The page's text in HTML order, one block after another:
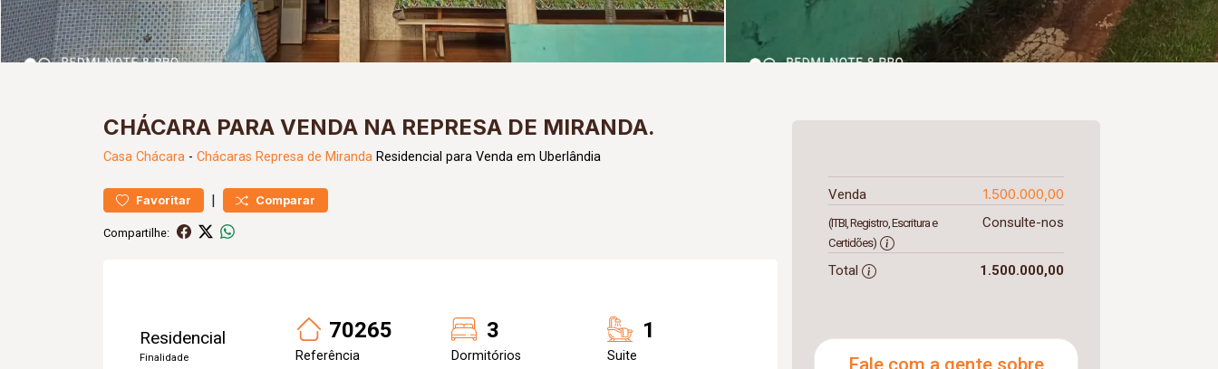
CHÁCARA PARA VENDA NA REPRESA DE MIRANDA.
Casa Chácara - Chácaras Represa de Miranda Residencial para Venda em Uberlândia
Favoritar | Comparar
Compartilhe:
Residencial
Finalidade
70265
Referência
3
Dormitórios
1
Suite
Venda 1.500.000,00
(ITBI, Registro, Escritura e
Certidões)
Consulte-nos
Total 1.500.000,00
Fale com a gente sobre